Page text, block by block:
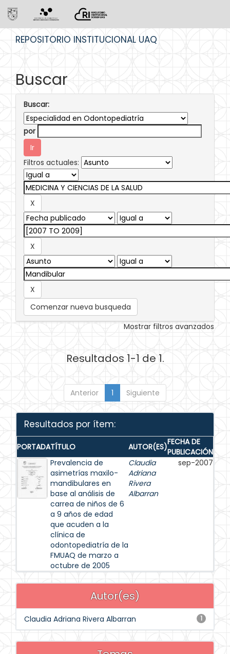
REPOSITORIO INSTITUCIONAL UAQ
Buscar
Buscar:
por
Filtros actuales:
Comenzar nueva busqueda
Mostrar filtros avanzados
Resultados 1-1 de 1.
Anterior 1 Siguiente
Resultados por ítem:
PORTADATÍTULO AUTOR(ES)FECHA DE
PUBLICACIÓN
Prevalencia de
asimetrías maxilo-
mandibulares en
base al análisis de
carrea de niños de 6
a 9 años de edad
que acuden a la
clínica de
odontopediatría de la
FMUAQ de marzo a
octubre de 2005
Claudia
Adriana
Rivera
Albarran
sep-2007
Autor(es)
1
Claudia Adriana Rivera Albarran